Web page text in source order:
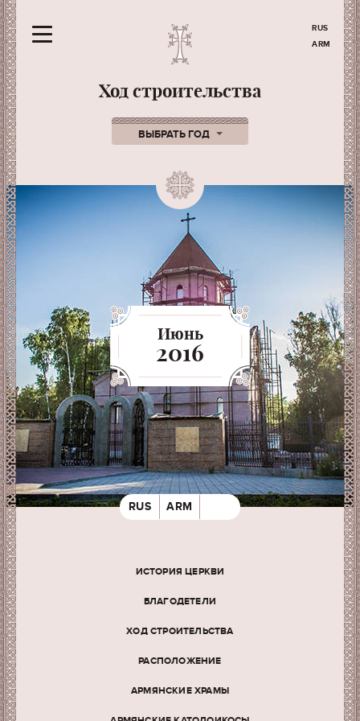
RUS
ARM
Ход строительства
ВЫБРАТЬ ГОД
Июнь
2016
RUS ARM
ИСТОРИЯ ЦЕРКВИ
БЛАГОДЕТЕЛИ
ХОД СТРОИТЕЛЬСТВА
РАСПОЛОЖЕНИЕ
АРМЯНСКИЕ ХРАМЫ